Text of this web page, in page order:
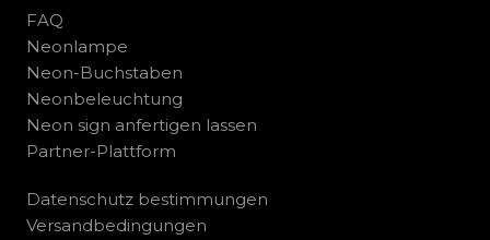
FAQ
Neonlampe
Neon-Buchstaben
Neonbeleuchtung
Neon sign anfertigen lassen
Partner-Plattform
Datenschutz bestimmungen
Versandbedingungen